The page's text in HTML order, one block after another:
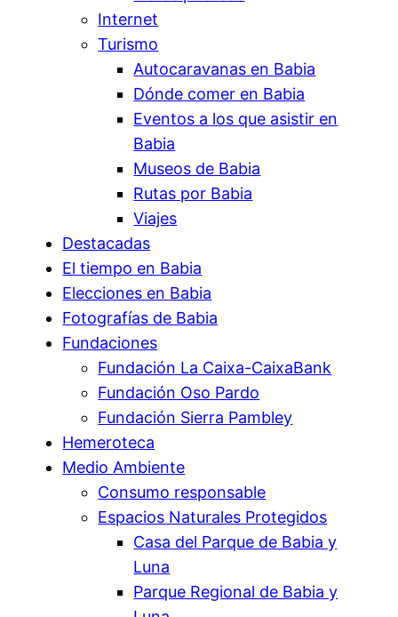
Internet
Turismo
Autocaravanas en Babia
Dónde comer en Babia
Eventos a los que asistir en
Babia
Museos de Babia
Rutas por Babia
Viajes
Destacadas
El tiempo en Babia
Elecciones en Babia
Fotografías de Babia
Fundaciones
Fundación La Caixa-CaixaBank
Fundación Oso Pardo
Fundación Sierra Pambley
Hemeroteca
Medio Ambiente
Consumo responsable
Espacios Naturales Protegidos
Casa del Parque de Babia y
Luna
Parque Regional de Babia y